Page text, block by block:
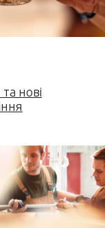
нові